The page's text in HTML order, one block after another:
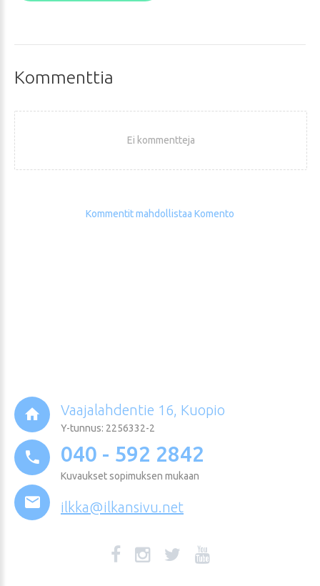
Kommenttia
Ei kommentteja
Kommentit mahdollistaa Komento
Vaajalahdentie 16, Kuopio
Y-tunnus: 2256332-2
040 - 592 2842
Kuvaukset sopimuksen mukaan
ilkka@ilkansivu.net